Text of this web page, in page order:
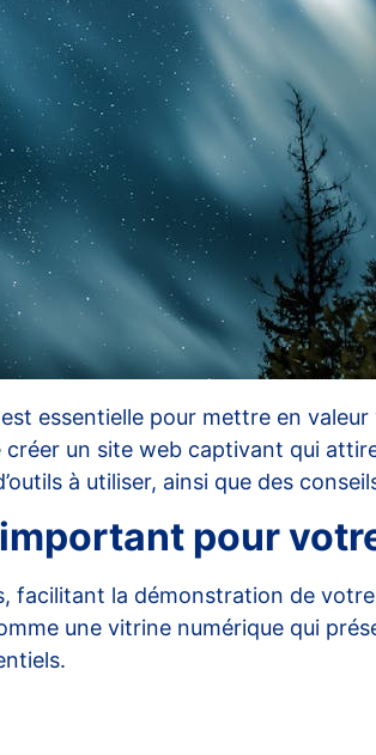
essentielle pour mettre en
un site web captivant qui
à utiliser, ainsi que des
pour
facilitant la démonstration de
une vitrine numérique qui